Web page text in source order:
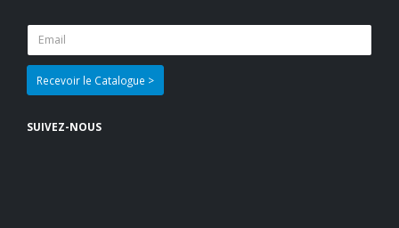
SUIVEZ-NOUS